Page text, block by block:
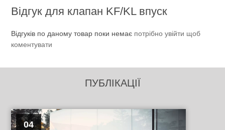
Відгук для клапан KF/KL впуск
Відгуків по даному товар поки немає потрібно увійти щоб
коментувати
ПУБЛІКАЦІЇ
04